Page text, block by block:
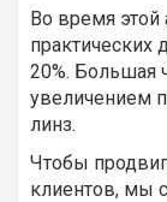
Во время
практических
20%. Большая
увеличением
линз.
Чтобы
клиентов, мы